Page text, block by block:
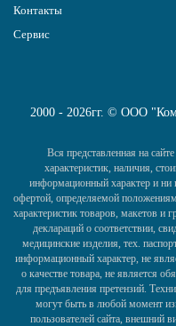
Контакты
Сервис
2000 - 2026гг. © ООО
Вся представленная на
характеристик, наличия,
информационный характер и ни
офертой, определяемой
характеристик товаров, макетов и
деклараций о соответствии,
медицинские изделия, тех.
информационный характер, не
о качестве товара, не является
для предъявления претензий.
могут быть в любой момент
пользователей сайта, внешний